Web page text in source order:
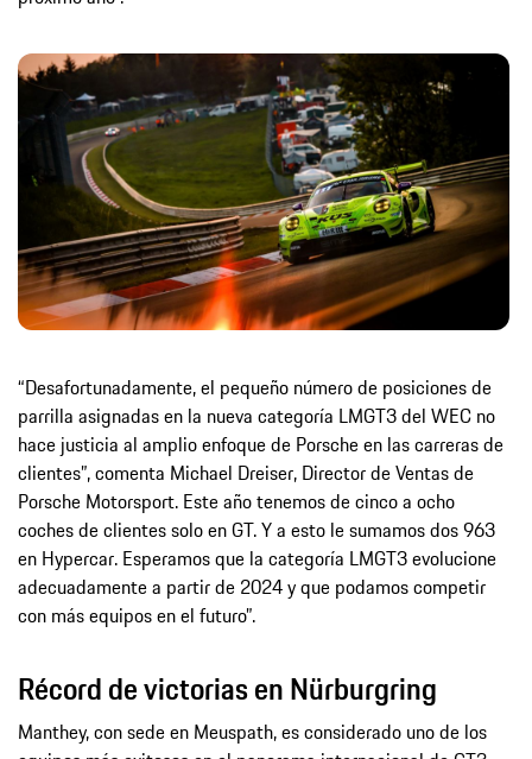
“Desafortunadamente, el pequeño número de posiciones de
parrilla asignadas en la nueva categoría LMGT3 del WEC no
hace justicia al amplio enfoque de Porsche en las carreras de
clientes”, comenta Michael Dreiser, Director de Ventas de
Porsche Motorsport. Este año tenemos de cinco a ocho
coches de clientes solo en GT. Y a esto le sumamos dos 963
en Hypercar. Esperamos que la categoría LMGT3 evolucione
adecuadamente a partir de 2024 y que podamos competir
con más equipos en el futuro”.
Récord de victorias en Nürburgring
Manthey, con sede en Meuspath, es considerado uno de los